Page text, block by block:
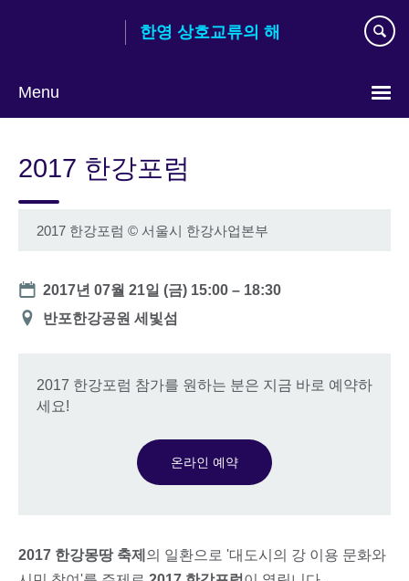
content
한영 상호교류의 해
Menu
2017 한강포럼
2017 한강포럼 © 서울시 한강사업본부
Date
2017년 07월 21일 (금) 15:00 – 18:30
장
반포한강공원 세빛섬
2017 한강포럼 참가를 원하는 분은 지금 바로 예약하
세요!
온라인 예약
2017 한강몽땅 축제 의 일환으로 '대도시의 강 이용 문화와